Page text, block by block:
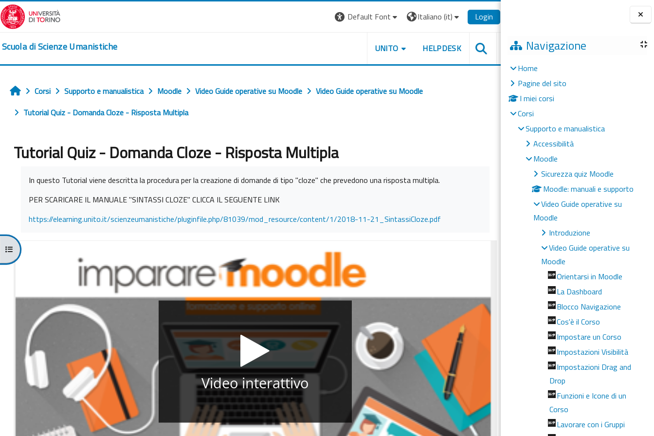
Vai al contenuto principale
Blocchi
Navigazione
Home
Pagine del sito
I miei corsi
Corsi
Supporto e manualistica
Accessibilità
Moodle
Sicurezza quiz Moodle
Moodle: manuali e supporto
Video Guide operative su
Moodle
Introduzione
Video Guide operative su
Moodle
Orientarsi in Moodle
La Dashboard
Blocco Navigazione
Cos'è il Corso
Impostare un Corso
Impostazioni Visibilità
Impostazioni Drag and
Drop
Funzioni e Icone di un
Corso
Lavorare con i Gruppi
Default Font Italiano ‎(it)‎ Login
Scuola di Scienze Umanistiche UNITO HELPDESK
Apri indice del corso
Home
Corsi Supporto e manualistica Moodle Video Guide operative su Moodle
Video Guide operative su Moodle
Tutorial Quiz - Domanda Cloze - Risposta Multipla
Tutorial Quiz - Domanda Cloze - Risposta Multipla
In questo Tutorial viene descritta la procedura per la creazione di domande di tipo "cloze" che prevedono una risposta multipla.
PER SCARICARE IL MANUALE "SINTASSI CLOZE" CLICCA IL SEGUENTE LINK
https://elearning.unito.it/scienzeumanistiche/pluginfile.php/81039/mod_resource/content/1/2018-11-21_SintassiCloze.pdf